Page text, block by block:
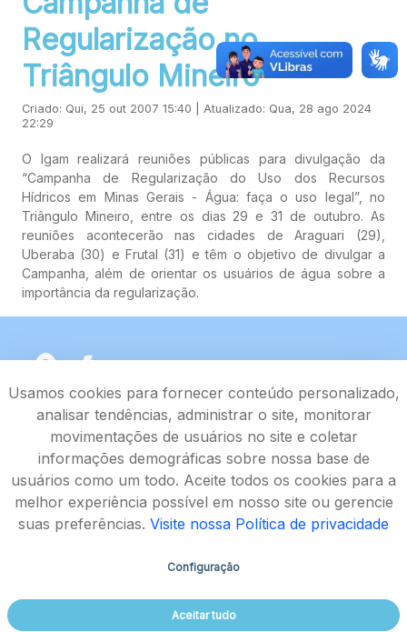
Regularização no
Triângulo Mineiro
Criado: Qui, 25 out 2007 15:40 | Atualizado: Qua, 28 ago 2024
22:29
O Igam realizará reuniões públicas para divulgação da
“Campanha de Regularização do Uso dos Recursos
Hídricos em Minas Gerais - Água: faça o uso legal”, no
Triângulo Mineiro, entre os dias 29 e 31 de outubro. As
reuniões acontecerão nas cidades de Araguari (29),
Uberaba (30) e Frutal (31) e têm o objetivo de divulgar a
Campanha, além de orientar os usuários de água sobre a
importância da regularização.
Rodovia João Paulo II, 4143, Bairro Serra Verde - CEP
Usamos cookies para fornecer conteúdo personalizado,
analisar tendências, administrar o site, monitorar
movimentações de usuários no site e coletar
informações demográficas sobre nossa base de
usuários como um todo. Aceite todos os cookies para a
melhor experiência possível em nosso site ou gerencie
suas preferências. Visite nossa Política de privacidade
Configuração
Aceitar tudo